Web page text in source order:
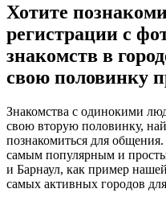
Хотите
регистрации с
знакомств в
свою половинку
Знакомства с одинокими
свою вторую половинку,
познакомиться для
самым популярным и
и Барнаул, как пример
самых активных городов